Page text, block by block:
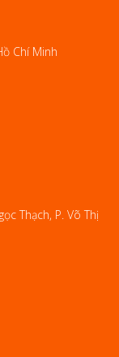
Chí Minh
Thạch, P. Võ Thị